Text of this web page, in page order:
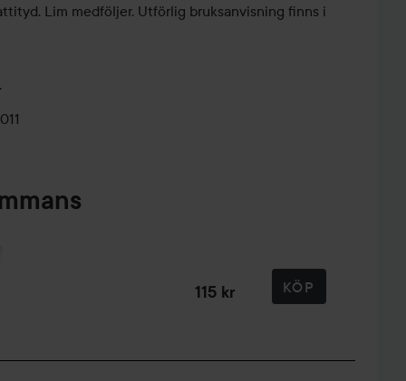
Lim medföljer. Utförlig bruksanvisning finns i
115 kr KÖP